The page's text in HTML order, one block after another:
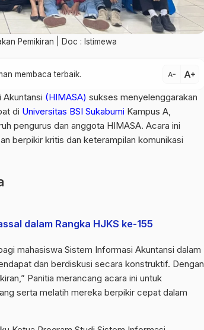
Pemikiran | Doc : Istimewa
membaca terbaik. text_decrease text_increase
Akuntansi (HIMASA) sukses menyelenggarakan
di Universitas BSI Sukabumi Kampus A,
pengurus dan anggota HIMASA. Acara ini
berpikir kritis dan keterampilan komunikasi
dalam Rangka HJKS ke-155
mahasiswa Sistem Informasi Akuntansi dalam
dan berdiskusi secara konstruktif. Dengan
Panitia merancang acara ini untuk
serta melatih mereka berpikir cepat dalam